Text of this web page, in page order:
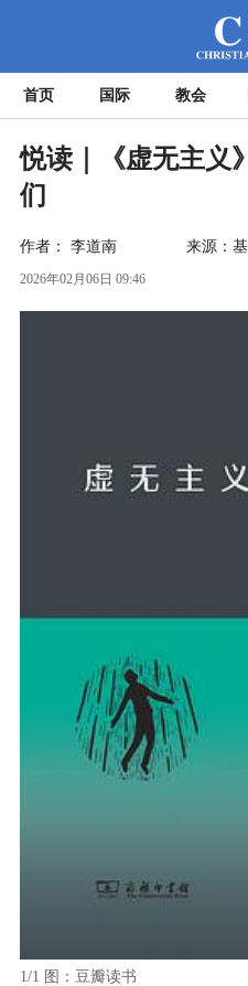
首页 国际 教会
悦读｜《虚无主义
们
作者： 李道南 来源：
2026年02月06日 09:46
1/1 图：豆瓣读书